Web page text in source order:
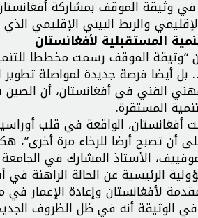
وثيقة الموقف بمشاركة
والربط البيني الإقليمي
المستقبلية لأفغانستان
“وثيقة الموقف رسمت مخططا
بل أيضا فرصة جديدة لمواصلة تطوير
الفني في أفغانستان، أن
المستقرة.
أفغانستان، الواقعة في قلب
أن تصبح أرضا للرخاء مرة أخرى”،
الأستاذ المشارك في
الرئيسية عن الحالة الراهنة
لأفغانستان وإعادة الإعمار
الوثيقة أنه في ظل الظروف